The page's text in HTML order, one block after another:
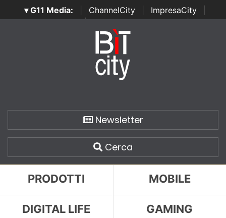
▾ G11 Media: ChannelCity ImpresaCity
SecurityOpenLab | Italian Channel Awards | Italian
Italian Security Awards
Newsletter
Cerca
PRODOTTI MOBILE
DIGITAL LIFE GAMING